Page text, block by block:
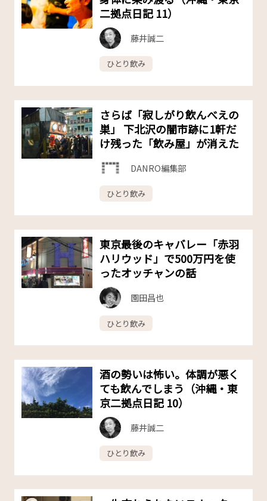
二拠点日記 11）
藤井誠二
ひとり飲み
さらば「寂しがり飲んべえの
巣」 下北沢の闇市跡に1軒だ
け残った「飲み屋」が消えた
DANRO編集部
ひとり飲み
東京最後のキャバレー「赤羽
ハリウッド」で500万円を使
ったオッチャンの話
園田昌也
ひとり飲み
酒の勢いは怖い。体調が悪く
ても飲んでしまう（沖縄・東
京二拠点日記 10）
藤井誠二
ひとり飲み